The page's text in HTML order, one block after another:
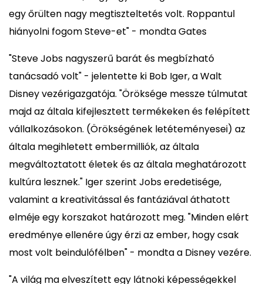
egy őrülten nagy megtiszteltetés volt. Roppantul
hiányolni fogom Steve-et" - mondta Gates
"Steve Jobs nagyszerű barát és megbízható
tanácsadó volt" - jelentette ki Bob Iger, a Walt
Disney vezérigazgatója. "Öröksége messze túlmutat
majd az általa kifejlesztett termékeken és felépített
vállalkozásokon. (Örökségének letéteményesei) az
általa megihletett embermilliók, az általa
megváltoztatott életek és az általa meghatározott
kultúra lesznek." Iger szerint Jobs eredetisége,
valamint a kreativitással és fantáziával áthatott
elméje egy korszakot határozott meg. "Minden elért
eredménye ellenére úgy érzi az ember, hogy csak
most volt beindulófélben" - mondta a Disney vezére.
"A világ ma elveszített egy látnoki képességekkel